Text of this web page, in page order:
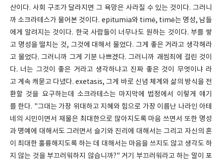
산이다. 사회 구조가 달라지면 그 욕망은 사라질 수 있는 것이다. 그러니
까 소크라테스가 물어본 것이다. epitumia와 timē, timē는 명성, 남들
에게 알려지는 것이다. 한국 사람들이 너무나도 원하는 것이다. 부를 쌓
고 명성을 떨치는 것, 그것에 대해서 물었다. 그게 좋은 거라고 생각해라
고 물었다. 그러니까 그게 기분 나쁘겠다. 그러니까 괘씸죄에 걸린 것이
다. 너는 그것이 좋은 거라고 생각하냐고 진짜 좋은 것이 무엇이냐 라
고 계속 캐묻고 다녔다. exetasis, 그게 바로 신념 체계와 삶의 방식을 전
환할 것을 요구하는데 소크라테스는 마지막에 법정에서 이렇게 얘기
를 한다. "그대는 가장 위대하고 지혜와 힘으로 가장 이름난 나라인 아테
네의 시민이면서 재물은 최대한으로 많아지도록 마음 쓰면서 또한 명성
과 명예에 대해서도 그러면서 슬기와 진리에 대해서는 그리고 자신의 혼
이 최대한 훌륭해지도록 하는 데 대해서는 마음을 쓰지도 않고 생각도 하
지 않는 것을 부끄러워하지 않습니까?" 거기 부끄러워라고 하는 말이 포